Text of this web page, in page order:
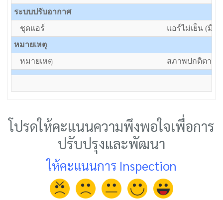
ระบบปรับอากาศ
ชุดแอร์
แอร์ไม่เย็น (มีแ
หมายเหตุ
หมายเหตุ
สภาพปกติตาม
โปรดให้คะแนนความพึงพอใจเพื่อการ
ปรับปรุงและพัฒนา
ให้คะแนนการ Inspection